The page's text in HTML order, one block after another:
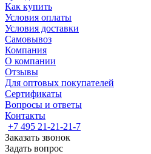
Как купить
Условия оплаты
Условия доставки
Самовывоз
Компания
О компании
Отзывы
Для оптовых покупателей
Сертификаты
Вопросы и ответы
Контакты
+7 495 21-21-21-7
Заказать звонок
Задать вопрос